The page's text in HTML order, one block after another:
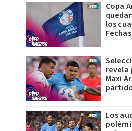
Copa
los
revela
Maxi
Los